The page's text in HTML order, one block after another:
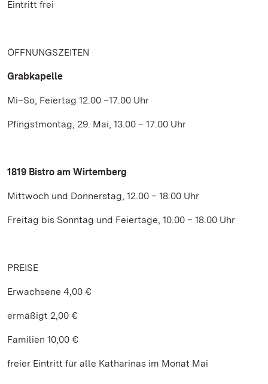
Eintritt frei
ÖFFNUNGSZEITEN
Grabkapelle
Mi–So, Feiertag 12.00 –17.00 Uhr
Pfingstmontag, 29. Mai, 13.00 – 17.00 Uhr
1819 Bistro am Wirtemberg
Mittwoch und Donnerstag, 12.00 – 18.00 Uhr
Freitag bis Sonntag und Feiertage, 10.00 – 18.00 Uhr
PREISE
Erwachsene 4,00 €
ermäßigt 2,00 €
Familien 10,00 €
freier Eintritt für alle Katharinas im Monat Mai